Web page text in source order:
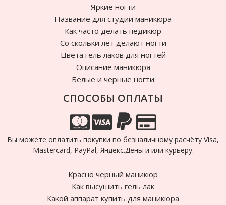
Яркие ногти
Название для студии маникюра
Как часто делать педикюр
Cо скольки лет делают ногти
Цвета гель лаков для ногтей
Описание маникюра
Белые и черные ногти
СПОСОБЫ ОПЛАТЫ
Вы можете оплатить покупки по безналичному расчёту Visa,
Mastercard, PayPal, Яндекс.Деньги или курьеру.
Красно черный маникюр
Как высушить гель лак
Какой аппарат купить для маникюра